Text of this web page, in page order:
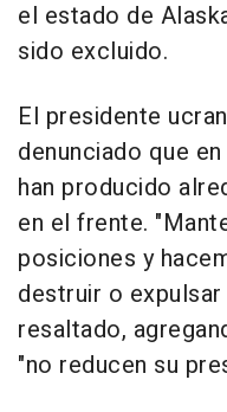
el estado de
sido excluido.
El presidente
denunciado que
han producido
en el frente.
posiciones y
destruir o
resaltado,
"no reducen su